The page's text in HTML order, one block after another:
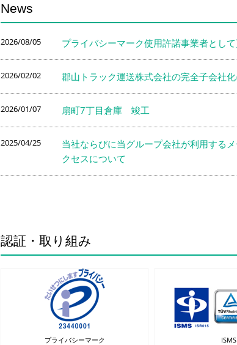
News
2026/08/05 プライバシーマーク使用許諾事業者として
2026/02/02 郡山トラック運送株式会社の完全子会社
2026/01/07 扇町7丁目倉庫 竣工
2025/04/25
当社ならびに当グループ会社が利用する
クセスについて
認証・取り組み
プライバシーマーク ISMS